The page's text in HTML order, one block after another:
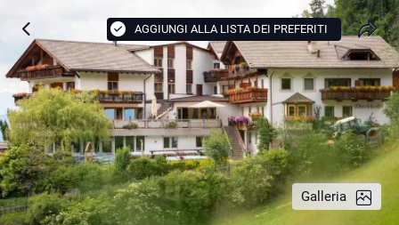
Galleria
AGGIUNGI ALLA LISTA DEI PREFERITI